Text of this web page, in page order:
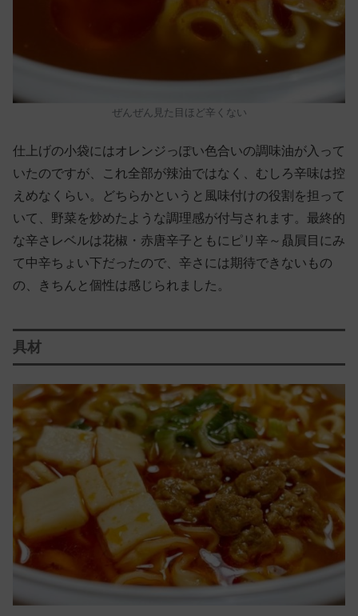
ぜんぜん見た目ほど辛くない
仕上げの小袋にはオレンジっぽい色合いの調味油が入って
いたのですが、これ全部が辣油ではなく、むしろ辛味は控
えめなくらい。どちらかというと風味付けの役割を担って
いて、野菜を炒めたような調理感が付与されます。最終的
な辛さレベルは花椒・赤唐辛子ともにピリ辛～贔屓目にみ
て中辛ちょい下だったので、辛さには期待できないもの
の、きちんと個性は感じられました。
具材